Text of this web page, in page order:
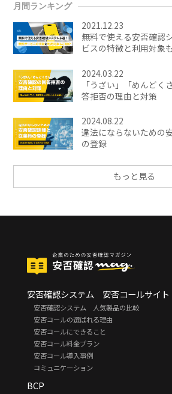
月間ランキング
2021.12.23
無料で使える安否確認
ビスの特徴と利用対象
2024.03.22
「うざい」「めんどく
答拒否の理由と対策
2024.08.22
違法にならないための
の登録
もっと見る
安否確認システム 安否コールサイト
安否確認システム 人気製品の比較
安否コールの選ばれる理由
安否コールにできること
安否コール料金プラン
安否コール導入事例
コミュニケーション
BCP